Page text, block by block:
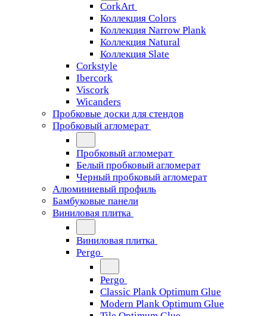
CorkArt
Коллекция Colors
Коллекция Narrow Plank
Коллекция Natural
Коллекция Slate
Corkstyle
Ibercork
Viscork
Wicanders
Пробковые доски для стендов
Пробковый агломерат
Пробковый агломерат
Белый пробковый агломерат
Черный пробковый агломерат
Алюминиевый профиль
Бамбуковые панели
Виниловая плитка
Виниловая плитка
Pergo
Pergo
Classic Plank Optimum Glue
Modern Plank Optimum Glue